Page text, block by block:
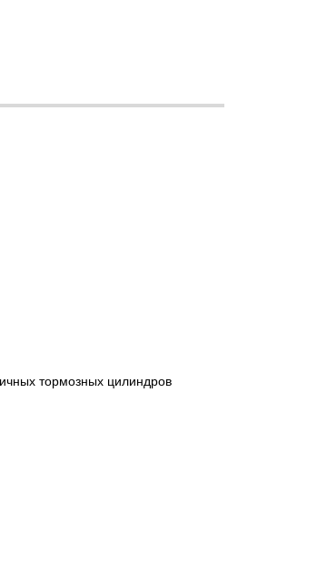
тормозных цилиндров